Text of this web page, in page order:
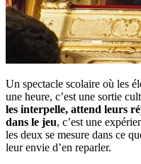
Un spectacle scolaire où les
une heure, c’est une sortie
les interpelle, attend leurs
dans le jeu, c’est une
les deux se mesure dans ce
leur envie d’en reparler.